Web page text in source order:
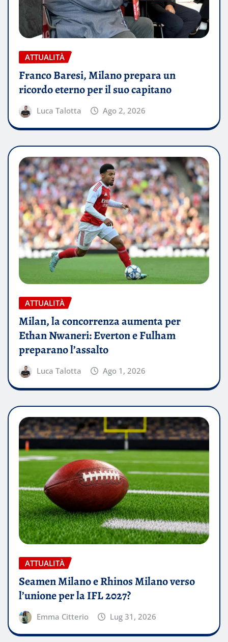
ATTUALITÀ
Franco Baresi, Milano prepara un
ricordo eterno per il suo capitano
Luca Talotta Ago 2, 2026
ATTUALITÀ
Milan, la concorrenza aumenta per
Ethan Nwaneri: Everton e Fulham
preparano l’assalto
Luca Talotta Ago 1, 2026
ATTUALITÀ
Seamen Milano e Rhinos Milano verso
l’unione per la IFL 2027?
Emma Citterio Lug 31, 2026